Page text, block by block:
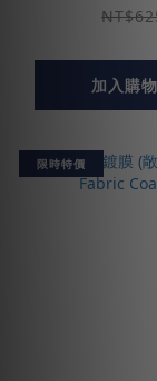
加入購
限時特價